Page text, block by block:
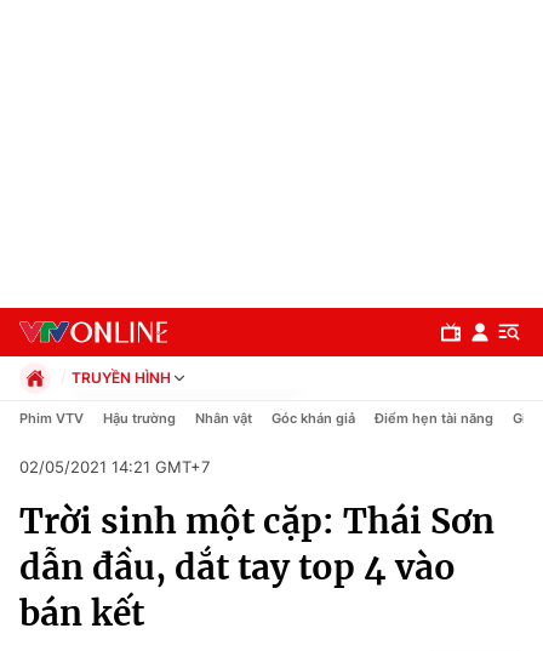
Chuyên mục
Chính trị
Xã hội
TRUYỀN HÌNH
Chính trị
Pháp luật
Kinh tế
Thể thao
Truyền hình
Văn hóa - Giải trí
Phim VTV Hậu trường Nhân vật Góc khán giả Điểm hẹn tài năng Giải
02/05/2021 14:21 GMT+7
Trời sinh một cặp: Thái Sơn
dẫn đầu, dắt tay top 4 vào
bán kết